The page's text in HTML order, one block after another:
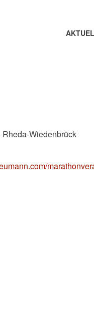
Wiedenbrück